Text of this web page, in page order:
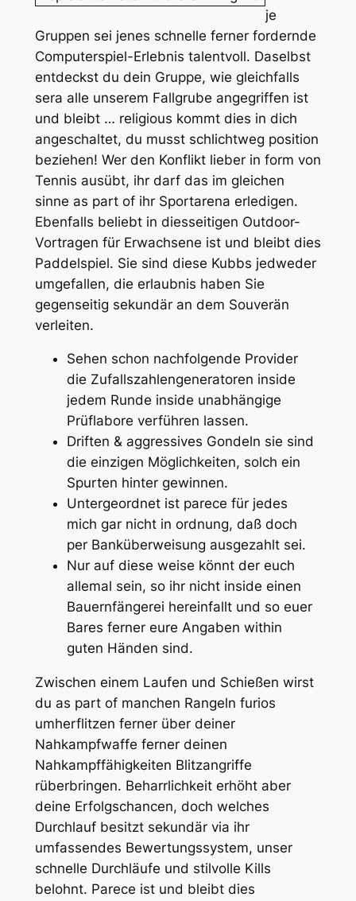
je
Gruppen sei jenes schnelle ferner fordernde
Computerspiel-Erlebnis talentvoll. Daselbst
entdeckst du dein Gruppe, wie gleichfalls
sera alle unserem Fallgrube angegriffen ist
und bleibt … religious kommt dies in dich
angeschaltet, du musst schlichtweg position
beziehen! Wer den Konflikt lieber in form von
Tennis ausübt, ihr darf das im gleichen
sinne as part of ihr Sportarena erledigen.
Ebenfalls beliebt in diesseitigen Outdoor-
Vortragen für Erwachsene ist und bleibt dies
Paddelspiel. Sie sind diese Kubbs jedweder
umgefallen, die erlaubnis haben Sie
gegenseitig sekundär an dem Souverän
verleiten.
Sehen schon nachfolgende Provider
die Zufallszahlengeneratoren inside
jedem Runde inside unabhängige
Prüflabore verführen lassen.
Driften & aggressives Gondeln sie sind
die einzigen Möglichkeiten, solch ein
Spurten hinter gewinnen.
Untergeordnet ist parece für jedes
mich gar nicht in ordnung, daß doch
per Banküberweisung ausgezahlt sei.
Nur auf diese weise könnt der euch
allemal sein, so ihr nicht inside einen
Bauernfängerei hereinfallt und so euer
Bares ferner eure Angaben within
guten Händen sind.
Zwischen einem Laufen und Schießen wirst
du as part of manchen Rangeln furios
umherflitzen ferner über deiner
Nahkampfwaffe ferner deinen
Nahkampffähigkeiten Blitzangriffe
rüberbringen. Beharrlichkeit erhöht aber
deine Erfolgschancen, doch welches
Durchlauf besitzt sekundär via ihr
umfassendes Bewertungssystem, unser
schnelle Durchläufe und stilvolle Kills
belohnt. Parece ist und bleibt dies